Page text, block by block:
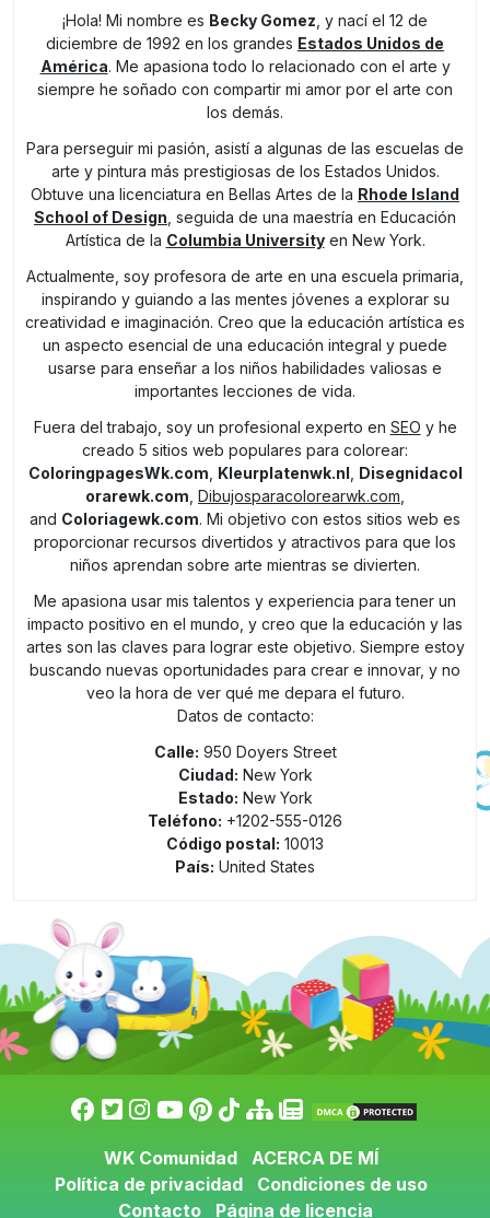
¡Hola! Mi nombre es Becky Gomez , y nací el 12 de
diciembre de 1992 en los grandes Estados Unidos de
América. Me apasiona todo lo relacionado con el arte y
siempre he soñado con compartir mi amor por el arte con
los demás.
Para perseguir mi pasión, asistí a algunas de las escuelas de
arte y pintura más prestigiosas de los Estados Unidos.
Obtuve una licenciatura en Bellas Artes de la Rhode Island
School of Design , seguida de una maestría en Educación
Artística de la Columbia Universityen New York.
Actualmente, soy profesora de arte en una escuela primaria,
inspirando y guiando a las mentes jóvenes a explorar su
creatividad e imaginación. Creo que la educación artística es
un aspecto esencial de una educación integral y puede
usarse para enseñar a los niños habilidades valiosas e
importantes lecciones de vida.
Fuera del trabajo, soy un profesional experto en SEO y he
creado 5 sitios web populares para colorear:
ColoringpagesWk.com Kleurplatenwk.nl Disegnidacol
orarewk.com Dibujosparacolorearwk.com
and Coloriagewk.com. Mi objetivo con estos sitios web es
proporcionar recursos divertidos y atractivos para que los
niños aprendan sobre arte mientras se divierten.
Me apasiona usar mis talentos y experiencia para tener un
impacto positivo en el mundo, y creo que la educación y las
artes son las claves para lograr este objetivo. Siempre estoy
buscando nuevas oportunidades para crear e innovar, y no
veo la hora de ver qué me depara el futuro.
Datos de contacto:
Calle: 950 Doyers Street
Ciudad: New York
Estado: New York
Teléfono: +1202-555-0126
Código postal: 10013
País: United States
WK Comunidad
ACERCA DE MÍ
Política de privacidad
Condiciones de uso
Contacto
Página de licencia